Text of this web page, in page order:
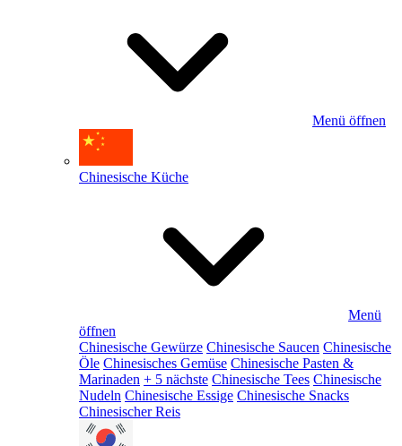
Menü öffnen
Chinesische Küche
Menü
öffnen
Chinesische Gewürze Chinesische Saucen Chinesische
Öle Chinesisches Gemüse Chinesische Pasten &
Marinaden + 5 nächste Chinesische Tees Chinesische
Nudeln Chinesische Essige Chinesische Snacks
Chinesischer Reis